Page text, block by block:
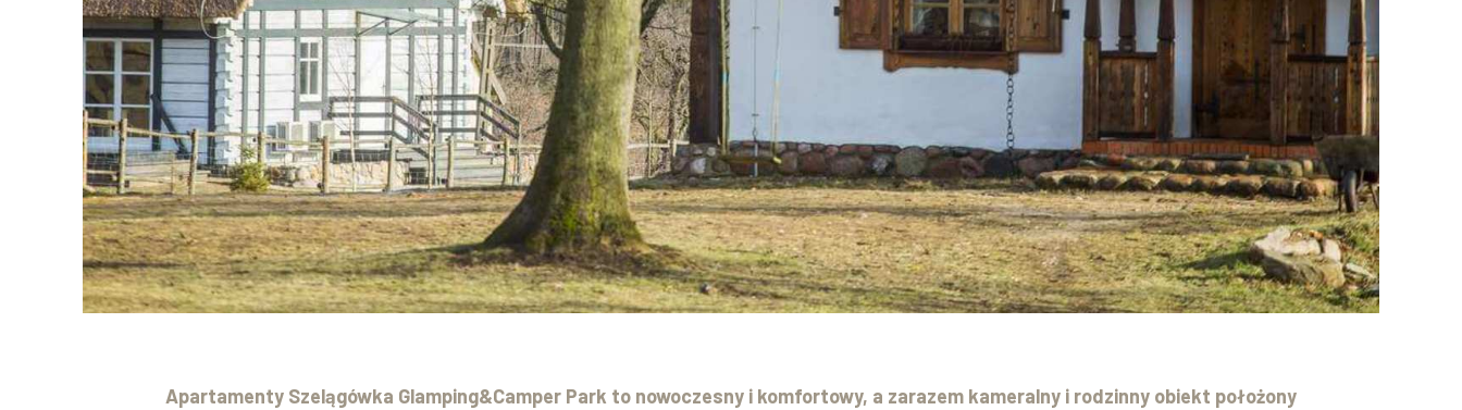
Apartamenty Szelągówka Glamping&Camper Park to nowoczesny i komfortowy, a zarazem kameralny i rodzinny obiekt położony